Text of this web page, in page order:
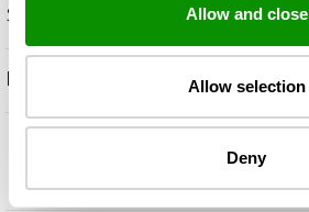
Allow and close
Allow selection
Deny
SASTĀVDAĻAS
PAPILDU INFORMĀCIJA